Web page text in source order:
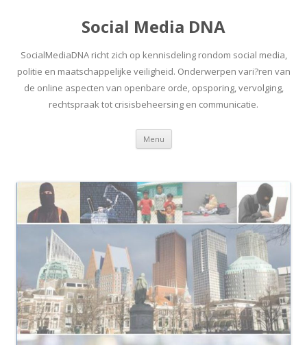
Social Media DNA
SocialMediaDNA richt zich op kennisdeling rondom social media,
politie en maatschappelijke veiligheid. Onderwerpen vari?ren van
de online aspecten van openbare orde, opsporing, vervolging,
rechtspraak tot crisisbeheersing en communicatie.
Menu Spring
inhoud